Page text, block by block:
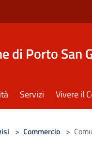
di Porto San
Servizi Vivere il
> Commercio >